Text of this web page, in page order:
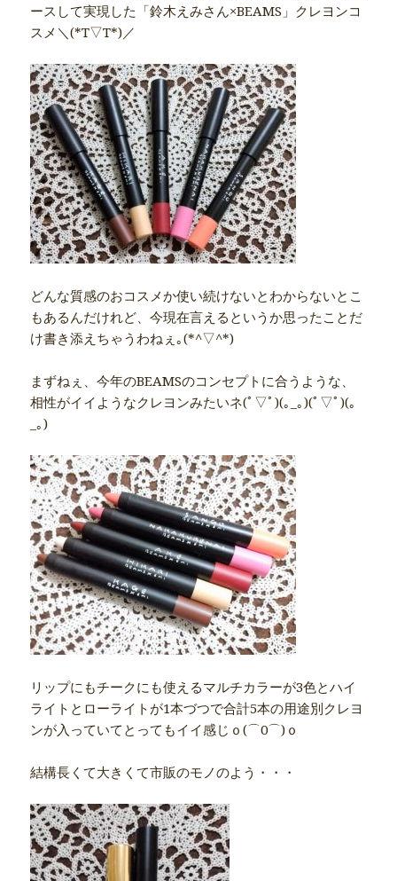
ースして実現した「鈴木えみさん×BEAMS」クレヨンコ
スメ＼(*T▽T*)／
どんな質感のおコスメか使い続けないとわからないとこ
もあるんだけれど、今現在言えるというか思ったことだ
け書き添えちゃうわねぇ｡(*^▽^*)ゞ
まずねぇ、今年のBEAMSのコンセプトに合うような、
相性がイイようなクレヨンみたいネ(ﾟ▽ﾟ)(｡_｡)(ﾟ▽ﾟ)(｡
_｡)
リップにもチークにも使えるマルチカラーが3色とハイ
ライトとローライトが1本づつで合計5本の用途別クレヨ
ンが入っていてとってもイイ感じｏ(⌒0⌒)ｏ
結構長くて大きくて市販のモノのよう・・・